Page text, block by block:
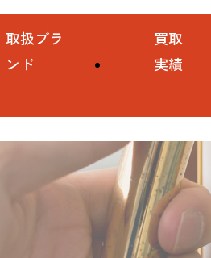
取扱ブラ
ンド
買取
実績